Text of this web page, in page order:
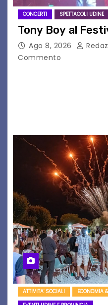
CONCERTI SPETTACOLI UDINE
Tony Boy al
Ago 8, 2026
Commento
ATTIVITA' SOCIALI
ECONOMIA